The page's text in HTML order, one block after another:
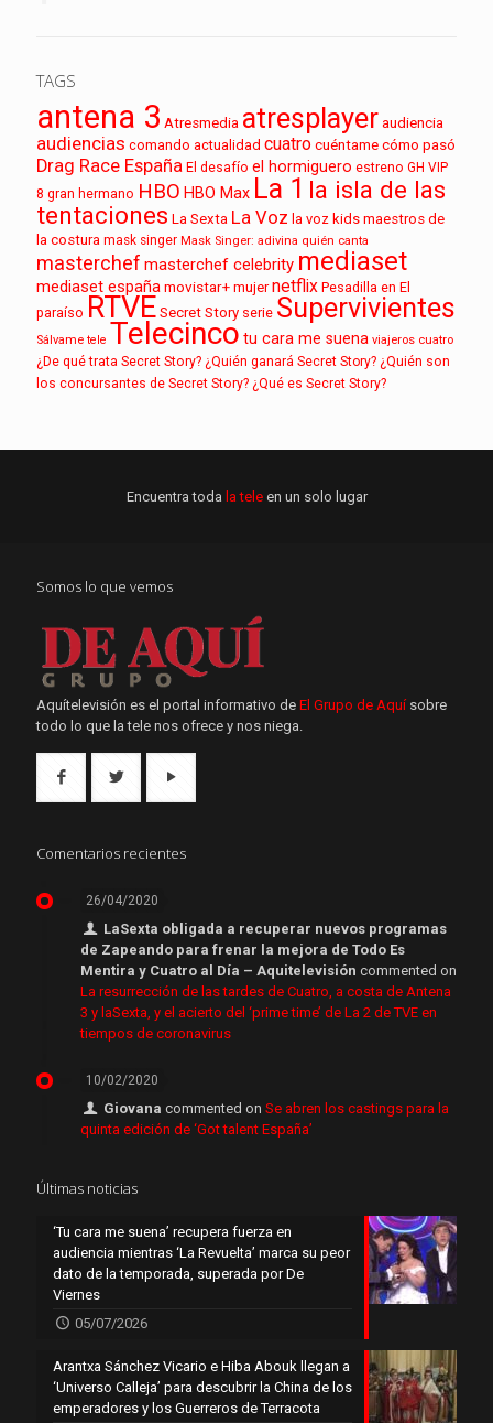
TAGS
antena 3 Atresmedia atresplayeraudiencia
audiencias comando actualidad cuatrocuéntame cómo pasó
Drag Race España El desafío el hormiguero estreno GH VIP
8 gran hermano HBO HBO Max La 1 la isla de las
tentaciones La Sexta La Voz la voz kids maestros de
la costura mask singer Mask Singer: adivina quién canta
masterchef masterchef celebrity mediaset
mediaset españamovistar+ mujer netflix Pesadilla en El
paraíso RTVE Secret Story serie Supervivientes
Sálvame tele Telecinco tu cara me suena viajeros cuatro
¿De qué trata Secret Story? ¿Quién ganará Secret Story? ¿Quién son
los concursantes de Secret Story? ¿Qué es Secret Story?
Encuentra toda la tele en un solo lugar
Somos lo que vemos
Aquítelevisión es el portal informativo de El Grupo de Aquí sobre
todo lo que la tele nos ofrece y nos niega.
Comentarios recientes
26/04/2020
LaSexta obligada a recuperar nuevos programas
de Zapeando para frenar la mejora de Todo Es
Mentira y Cuatro al Día – Aquitelevisión commented on
La resurrección de las tardes de Cuatro, a costa de Antena
3 y laSexta, y el acierto del ‘prime time’ de La 2 de TVE en
tiempos de coronavirus
10/02/2020
Giovana commented onSe abren los castings para la
quinta edición de ‘Got talent España’
Últimas noticias
‘Tu cara me suena’ recupera fuerza en
audiencia mientras ‘La Revuelta’ marca su peor
dato de la temporada, superada por De
Viernes
05/07/2026
Arantxa Sánchez Vicario e Hiba Abouk llegan a
‘Universo Calleja’ para descubrir la China de los
emperadores y los Guerreros de Terracota